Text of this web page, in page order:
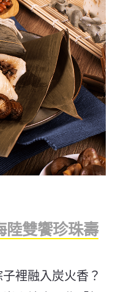
陸雙饗珍珠壽
裡融入炭火香？